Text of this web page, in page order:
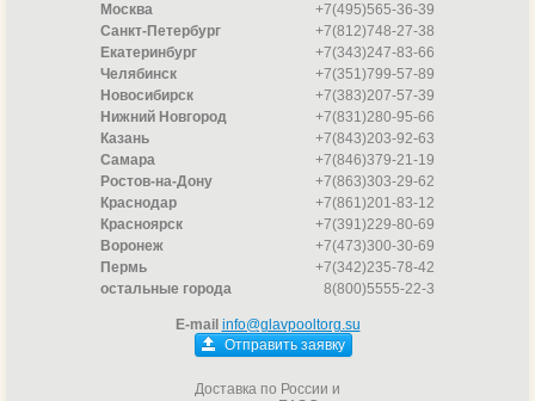
Москва
+7(495)565-36-39
Санкт-Петербург
+7(812)748-27-38
Екатеринбург
+7(343)247-83-66
Челябинск
+7(351)799-57-89
Новосибирск
+7(383)207-57-39
Нижний Новгород
+7(831)280-95-66
Казань
+7(843)203-92-63
Самара
+7(846)379-21-19
Ростов-на-Дону
+7(863)303-29-62
Краснодар
+7(861)201-83-12
Красноярск
+7(391)229-80-69
Воронеж
+7(473)300-30-69
Пермь
+7(342)235-78-42
остальные города
8(800)5555-22-3
E-mail info@glavpooltorg.su
Отправить заявку
Доставка по России и